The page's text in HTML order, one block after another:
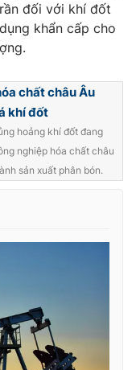
đối với khí đốt
khẩn cấp cho
chất châu Âu
khí đốt
hoảng khí đốt đang
nghiệp hóa chất châu
sản xuất phân bón.